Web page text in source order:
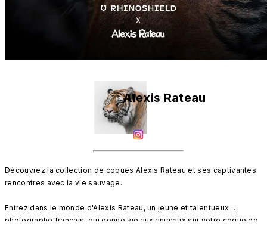
Alexis Rateau
Découvrez la collection de coques Alexis Rateau et ses captivantes
rencontres avec la vie sauvage.
Entrez dans le monde d'Alexis Rateau, un jeune et talentueux
photographe français, qui donne vie aux animaux sur votre coque de